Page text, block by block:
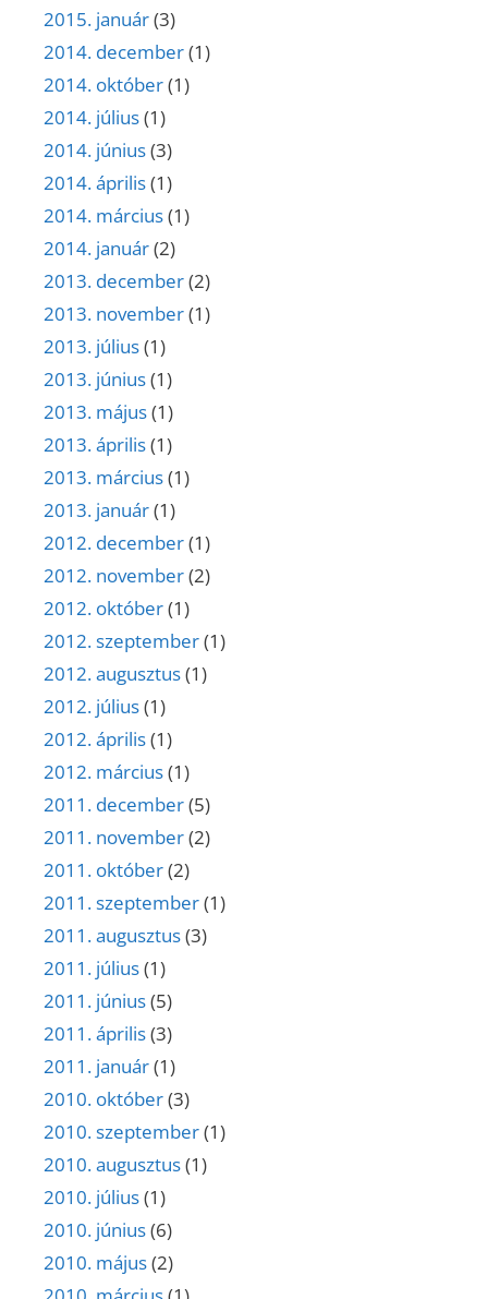
2015. január(3)
2014. december(1)
2014. október(1)
2014. július(1)
2014. június(3)
2014. április(1)
2014. március(1)
2014. január(2)
2013. december(2)
2013. november(1)
2013. július(1)
2013. június(1)
2013. május(1)
2013. április(1)
2013. március(1)
2013. január(1)
2012. december(1)
2012. november(2)
2012. október(1)
2012. szeptember(1)
2012. augusztus(1)
2012. július(1)
2012. április(1)
2012. március(1)
2011. december(5)
2011. november(2)
2011. október(2)
2011. szeptember(1)
2011. augusztus(3)
2011. július(1)
2011. június(5)
2011. április(3)
2011. január(1)
2010. október(3)
2010. szeptember(1)
2010. augusztus(1)
2010. július(1)
2010. június(6)
2010. május(2)